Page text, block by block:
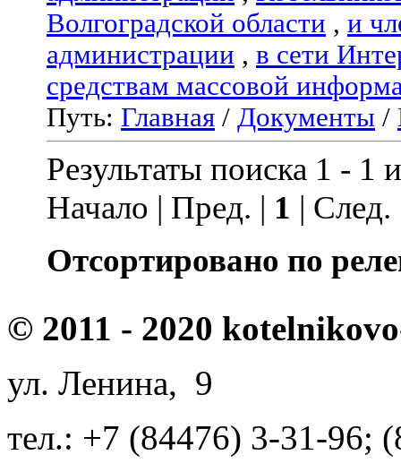
Волгоградской области , и
администрации , в сети
средствам массовой
Путь: Главная / Документы /
Результаты поиска 1 - 1
Начало | Пред. | 1 |
Отсортировано по
© 2011 - 2020
ул. Ленина, 9
тел.: +7 (84476) 3-31-96;